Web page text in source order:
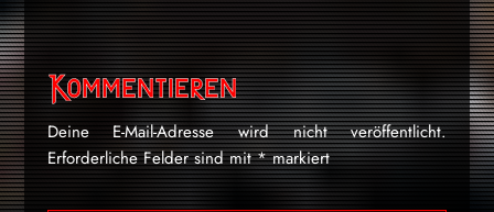
Kommentieren
Deine E-Mail-Adresse wird nicht veröffentlicht.
Erforderliche Felder sind mit*markiert